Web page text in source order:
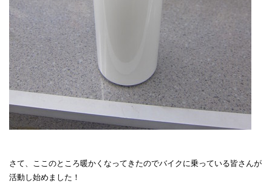
さて、ここのところ暖かくなってきたのでバイクに乗っている皆さんが
活動し始めました！